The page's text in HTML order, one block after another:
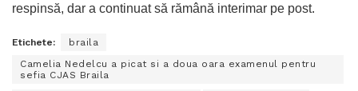
respinsă, dar a continuat să rămână interimar pe post.
Etichete:
braila
Camelia Nedelcu a picat si a doua oara examenul pentru
sefia CJAS Braila